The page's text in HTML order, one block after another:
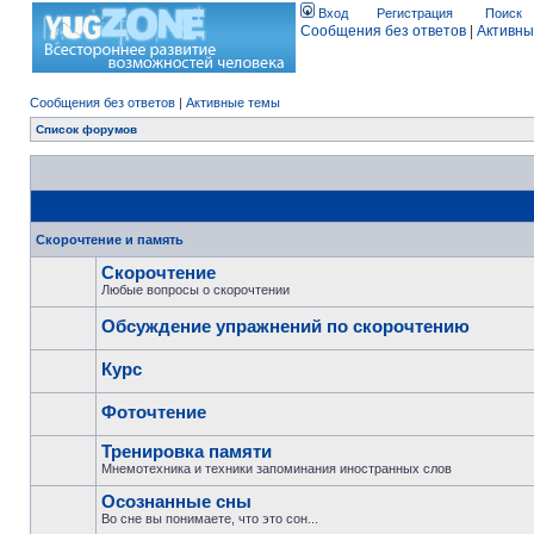
Вход Регистрация Поиск
Сообщения без ответов
Сообщения без ответов | Активные темы
Список форумов
Скорочтение и память
Скорочтение
Любые вопросы о скорочтении
Обсуждение упражнений по скорочтению
Курс
Фоточтение
Тренировка памяти
Мнемотехника и техники запоминания иностранных слов
Осознанные сны
Во сне вы понимаете, что это сон...